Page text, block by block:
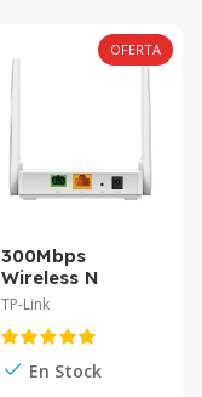
OFERTA
300Mbps
Wireless N
Gigabit GPON
G3(US1)
TP-Link
En Stock